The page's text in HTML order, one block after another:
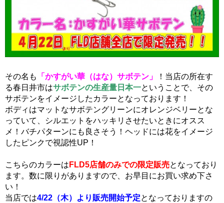
その名も 「かすがい華（はな）サボテン」
！当店の所在す
る春日井市はサボテンの生産量日本一ということで、その
サボテンをイメージしたカラーとなっております！
ボディはマットなサボテングリーンにオレンジベリーとな
っていて、シルエットをハッキリさせたいときにオスス
メ！バチパターンにも良さそう！ヘッドには花をイメージ
したピンクで視認性UP！
こちらのカラーは FLD5店舗のみでの限定販売となっており
ます。数に限りがありますので、お早目にお買い求め下さ
い！
当店では4/22（木）より販売開始予定となっておりますの